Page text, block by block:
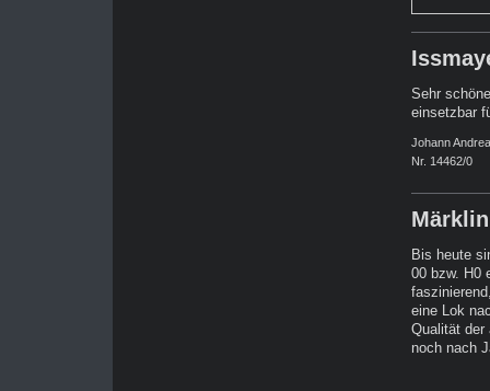
Sehr
einsetzbar
Johann
Nr. 14462/0
Bis heute
00 bzw. H0
eine Lok
Qualität der
noch nach